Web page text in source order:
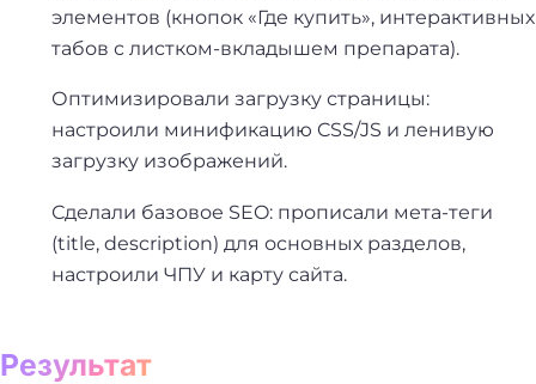
элементов (кнопок «Где купить», интерактивных
табов с листком-вкладышем препарата).
Оптимизировали загрузку страницы:
настроили минификацию CSS/JS и ленивую
загрузку изображений.
Сделали базовое SEO: прописали мета-теги
(title, description) для основных разделов,
настроили ЧПУ и карту сайта.
Результат